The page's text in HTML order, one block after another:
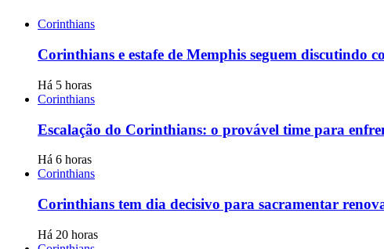
Corinthians
Corinthians e estafe de Memphis seguem discutindo
Há 5 horas
Corinthians
Escalação do Corinthians: o provável time para
Há 6 horas
Corinthians
Corinthians tem dia decisivo para sacramentar
Há 20 horas